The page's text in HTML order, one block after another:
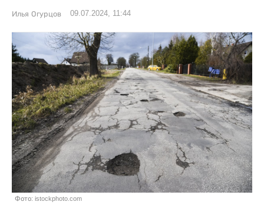
Илья Огурцов 09.07.2024, 11:44
Фото: istockphoto.com